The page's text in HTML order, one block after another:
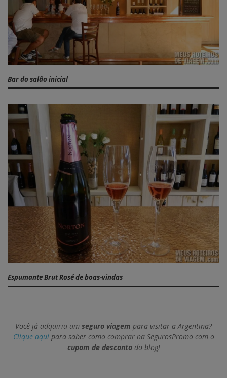
Bar do salão inicial
Espumante Brut Rosé de boas-vindas
Você já adquiriu um seguro viagem para visitar a Argentina?
Clique aquipara saber como comprar na SegurosPromo com o
cupom de descontodo blog!